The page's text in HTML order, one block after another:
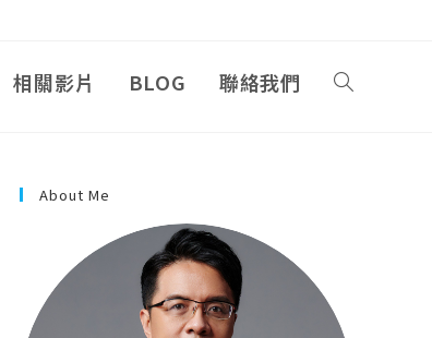
相關影片 BLOG 聯絡我們
About Me